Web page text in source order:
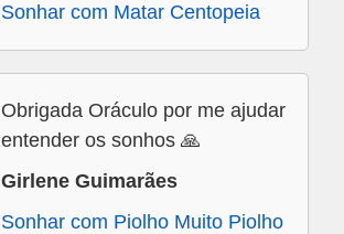
Sonhar com Matar Centopeia
Obrigada Oráculo por me ajudar
entender os sonhos 🙏
Girlene Guimarães
Sonhar com Piolho Muito Piolho